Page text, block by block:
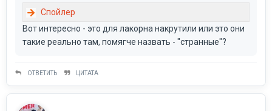
Вот интересно - это для лакорна накрутили или это они
такие реально там, помягче назвать - "странные"?
ОТВЕТИТЬ ЦИТАТА